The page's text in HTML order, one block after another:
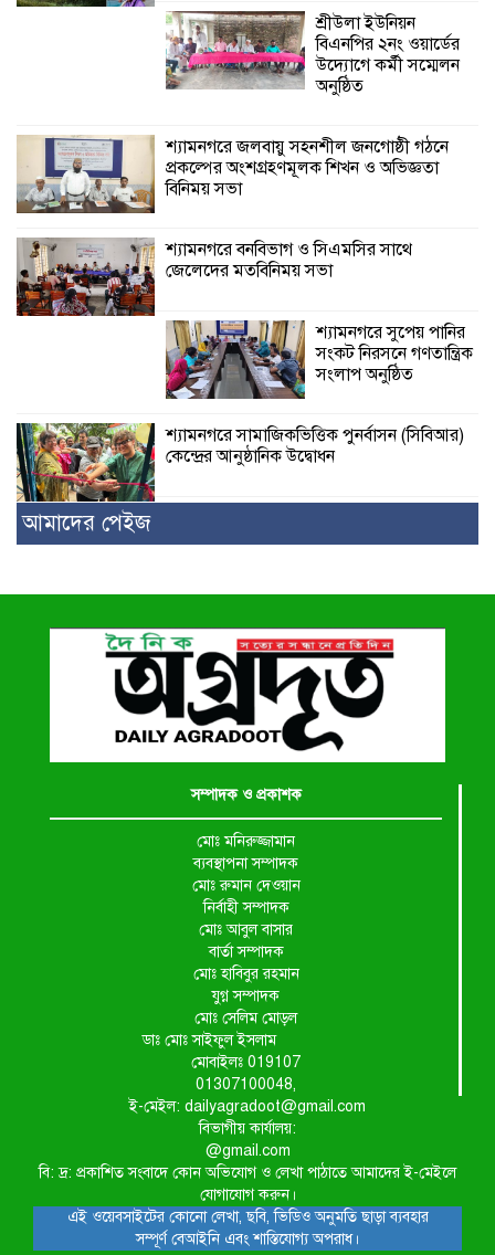
শ্রীউলা ইউনিয়ন
বিএনপির ২নং ওয়ার্ডের
উদ্যোগে কর্মী সম্মেলন
অনুষ্ঠিত
শ্যামনগরে জলবায়ু সহনশীল জনগোষ্ঠী গঠনে
প্রকল্পের অংশগ্রহণমূলক শিখন ও অভিজ্ঞতা
বিনিময় সভা
শ্যামনগরে বনবিভাগ ও সিএমসির সাথে
জেলেদের মতবিনিময় সভা
শ্যামনগরে সুপেয় পানির
সংকট নিরসনে গণতান্ত্রিক
সংলাপ অনুষ্ঠিত
শ্যামনগরে সামাজিকভিত্তিক পুনর্বাসন (সিবিআর)
কেন্দ্রের আনুষ্ঠানিক উদ্বোধন
আমাদের পেইজ
সম্পাদক ও প্রকাশক
মোঃ মনিরুজ্জামান
ব্যবস্থাপনা সম্পাদক
মোঃ রুমান দেওয়ান
নির্বাহী সম্পাদক
মোঃ আবুল বাসার
বার্তা সম্পাদক
মোঃ হাবিবুর রহমান
যুগ্ন সম্পাদক
মোঃ সেলিম মোড়ল
ডাঃ মোঃ সাইফুল ইসলাম
মোবাইলঃ 019107
01307100048,
ই-মেইল: dailyagradoot@gmail.com
বিভাগীয় কার্যালয়:
@gmail.com
বি: দ্র: প্রকাশিত সংবাদে কোন অভিযোগ ও লেখা পাঠাতে আমাদের ই-মেইলে
যোগাযোগ করুন।
এই ওয়েবসাইটের কোনো লেখা, ছবি, ভিডিও অনুমতি ছাড়া ব্যবহার
সম্পূর্ণ বেআইনি এবং শাস্তিযোগ্য অপরাধ।